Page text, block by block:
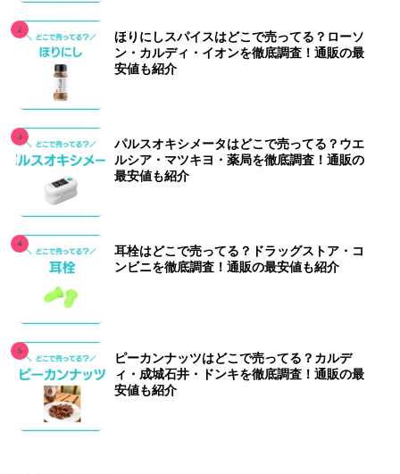
ほりにしスパイスはどこで売ってる？ローソ
ン・カルディ・イオンを徹底調査！通販の最
安値も紹介
パルスオキシメータはどこで売ってる？ウエ
ルシア・マツキヨ・薬局を徹底調査！通販の
最安値も紹介
耳栓はどこで売ってる？ドラッグストア・コ
ンビニを徹底調査！通販の最安値も紹介
ピーカンナッツはどこで売ってる？カルデ
ィ・成城石井・ドンキを徹底調査！通販の最
安値も紹介